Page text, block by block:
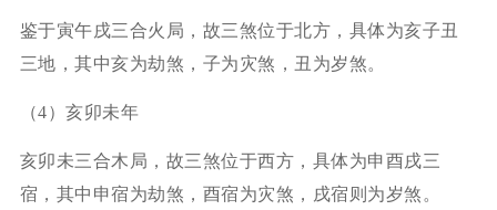
鉴于寅午戌三合火局，故三煞位于北方，具体为亥子丑
三地，其中亥为劫煞，子为灾煞，丑为岁煞。
（4）亥卯未年
亥卯未三合木局，故三煞位于西方，具体为申酉戌三
宿，其中申宿为劫煞，酉宿为灾煞，戌宿则为岁煞。